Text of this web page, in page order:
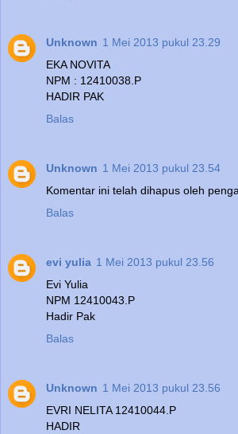
Unknown 1 Mei 2013 pukul 23.29
EKA NOVITA
NPM : 12410038.P
HADIR PAK
Balas
Unknown 1 Mei 2013 pukul 23.54
Komentar ini telah dihapus oleh
Balas
evi yulia 1 Mei 2013 pukul 23.56
Evi Yulia
NPM 12410043.P
Hadir Pak
Balas
Unknown 1 Mei 2013 pukul 23.56
EVRI NELITA 12410044.P
HADIR